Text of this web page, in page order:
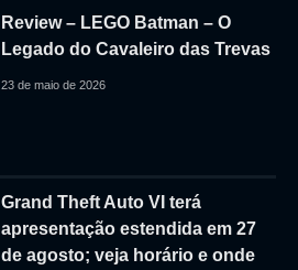
Review – LEGO Batman – O
Legado do Cavaleiro das Trevas
23 de maio de 2026
Grand Theft Auto VI terá
apresentação estendida em 27
de agosto; veja horário e onde